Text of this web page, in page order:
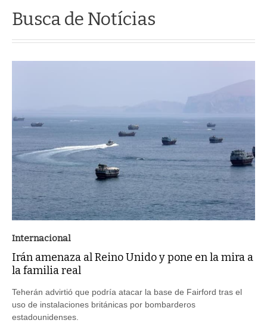
Busca de Notícias
Internacional
Irán amenaza al Reino Unido y pone en la mira a
la familia real
Teherán advirtió que podría atacar la base de Fairford tras el
uso de instalaciones británicas por bombarderos
estadounidenses.